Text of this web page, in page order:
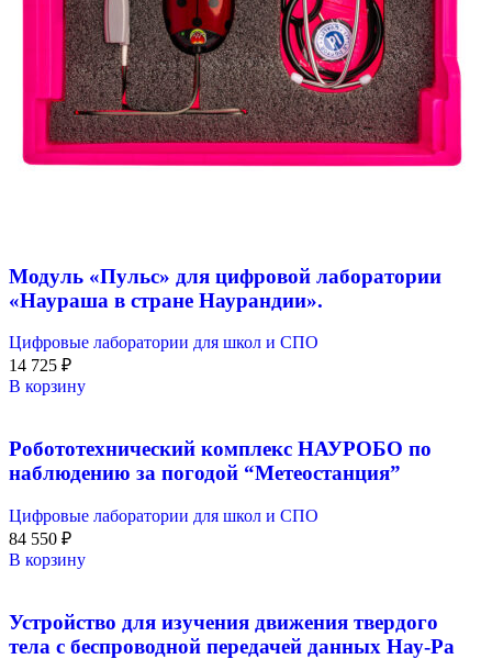
Модуль «Пульс» для цифровой лаборатории
«Наураша в стране Наурандии».
Цифровые лаборатории для школ и СПО
14 725 ₽
В корзину
Робототехнический комплекс НАУРОБО по
наблюдению за погодой “Метеостанция”
Цифровые лаборатории для школ и СПО
84 550 ₽
В корзину
Устройство для изучения движения твердого
тела с беспроводной передачей данных Нау-Ра